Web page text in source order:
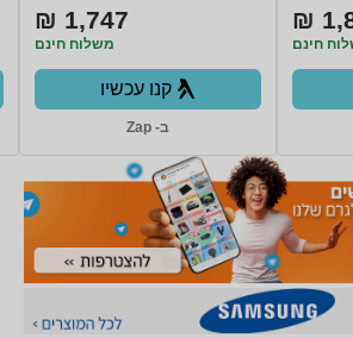
חינם
1,747 ₪
משלוח חינם
קנו עכשיו
ב- Zap